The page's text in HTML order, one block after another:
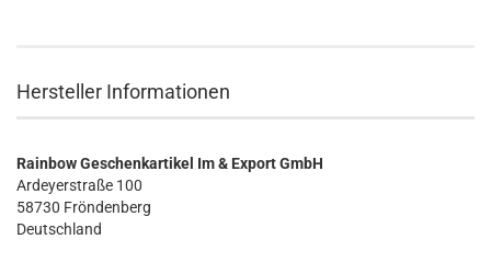
Hersteller Informationen
Rainbow Geschenkartikel Im & Export GmbH
Ardeyerstraße 100
58730 Fröndenberg
Deutschland